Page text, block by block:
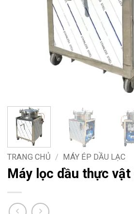
TRANG CHỦ / MÁY ÉP DẦU LẠC
Máy lọc dầu thực